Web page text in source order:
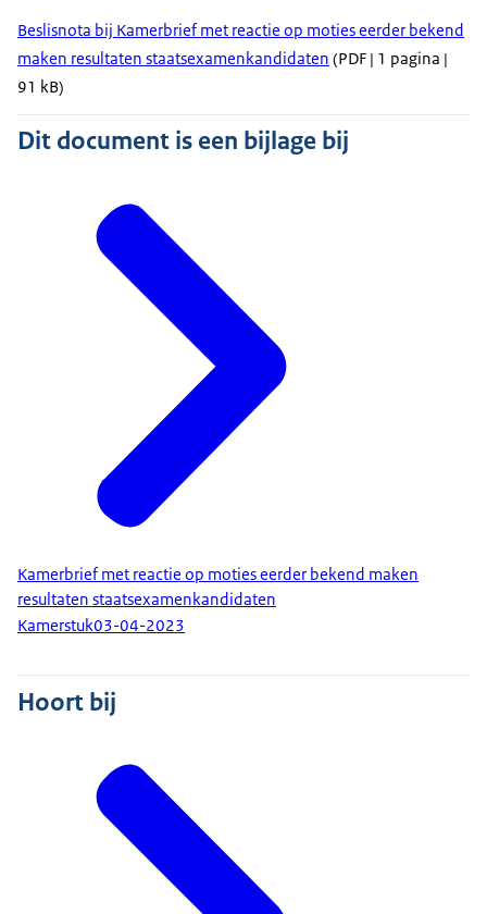
Beslisnota bij Kamerbrief met reactie op moties eerder bekend
maken resultaten staatsexamenkandidaten (PDF | 1 pagina |
91 kB)
Dit document is een bijlage bij
Kamerbrief met reactie op moties eerder bekend maken
resultaten staatsexamenkandidaten
Kamerstuk03-04-2023
Hoort bij